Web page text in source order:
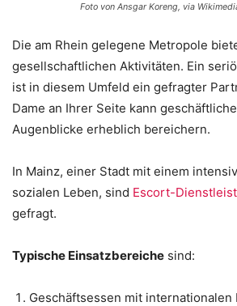
Foto von Ansgar Koreng, via
Die am Rhein gelegene Metropole
gesellschaftlichen Aktivitäten. Ein
ist in diesem Umfeld ein gefragter
Dame an Ihrer Seite kann
Augenblicke erheblich bereichern.
In Mainz, einer Stadt mit einem
sozialen Leben, sind Escort-
gefragt.
Typische Einsatzbereiche sind:
Geschäftsessen mit internationalen